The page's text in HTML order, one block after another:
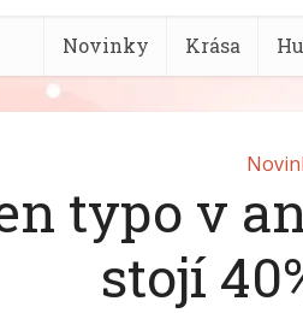
Novinky Krása
typo v
stojí